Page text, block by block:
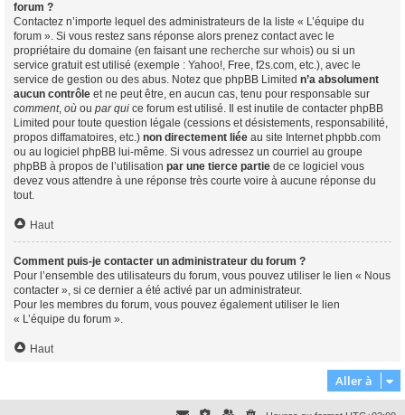
forum ?
Contactez n’importe lequel des administrateurs de la liste « L’équipe du
forum ». Si vous restez sans réponse alors prenez contact avec le
propriétaire du domaine (en faisant une recherche sur whois) ou si un
service gratuit est utilisé (exemple : Yahoo!, Free, f2s.com, etc.), avec le
service de gestion ou des abus. Notez que phpBB Limited n’a absolument
aucun contrôle et ne peut être, en aucun cas, tenu pour responsable sur
comment, où ou par qui ce forum est utilisé. Il est inutile de contacter phpBB
Limited pour toute question légale (cessions et désistements, responsabilité,
propos diffamatoires, etc.) non directement liée au site Internet phpbb.com
ou au logiciel phpBB lui-même. Si vous adressez un courriel au groupe
phpBB à propos de l’utilisation par une tierce partie de ce logiciel vous
devez vous attendre à une réponse très courte voire à aucune réponse du
tout.
Haut
Comment puis-je contacter un administrateur du forum ?
Pour l’ensemble des utilisateurs du forum, vous pouvez utiliser le lien « Nous
contacter », si ce dernier a été activé par un administrateur.
Pour les membres du forum, vous pouvez également utiliser le lien
« L’équipe du forum ».
Haut
Aller à